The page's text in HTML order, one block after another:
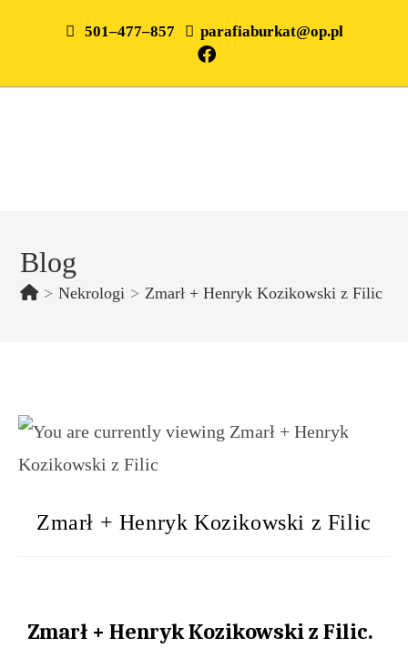
501–477–857 parafiaburkat@op.pl
Blog
> Nekrologi > Zmarł + Henryk Kozikowski z Filic
Zmarł + Henryk Kozikowski z Filic
Zmarł + Henryk Kozikowski z Filic.